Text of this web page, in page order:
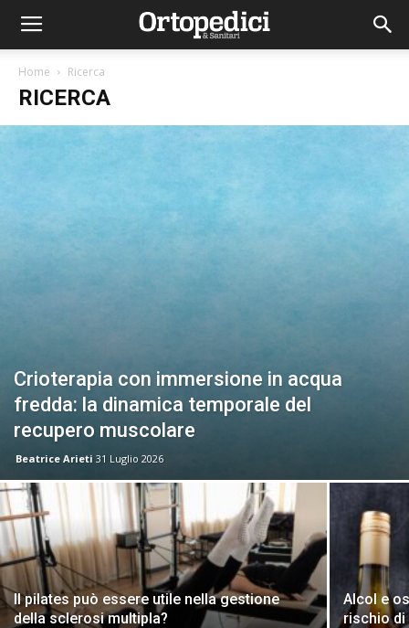
Home Ricerca
RICERCA
Crioterapia con immersione in acqua
fredda: la dinamica temporale del
recupero muscolare
Beatrice Arieti 31 Luglio 2026
Il pilates può essere utile nella gestione
della sclerosi multipla?
Alcol e
rischio di